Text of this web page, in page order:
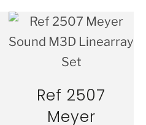
Ref 2507
Meyer